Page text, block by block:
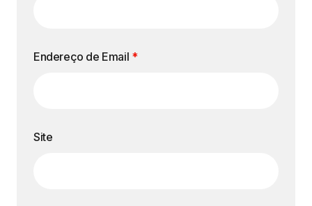
Endereço de Email *
Site